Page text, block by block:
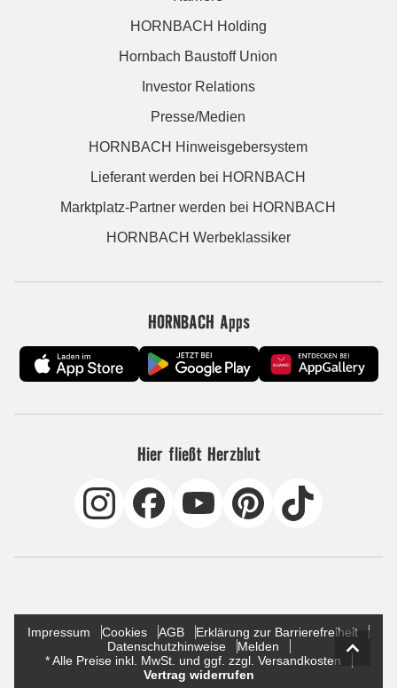
HORNBACH Holding
Hornbach Baustoff Union
Investor Relations
Presse/Medien
HORNBACH Hinweisgebersystem
Lieferant werden bei HORNBACH
Marktplatz-Partner werden bei HORNBACH
HORNBACH Werbeklassiker
HORNBACH Apps
Hier fließt Herzblut
Impressum Cookies AGB
Erklärung zur Barrierefreiheit
Datenschutzhinweise
Melden
* Alle Preise inkl. MwSt. und ggf. zzgl. Versandkosten
Vertrag widerrufen